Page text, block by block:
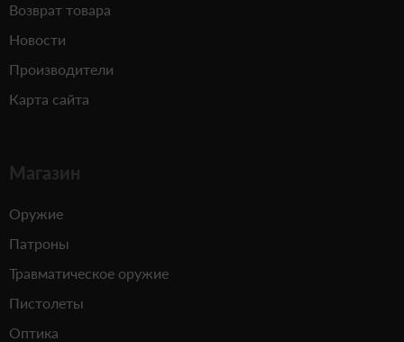
Возврат товара
Новости
Производители
Карта сайта
Магазин
Оружие
Патроны
Травматическое оружие
Пистолеты
Оптика